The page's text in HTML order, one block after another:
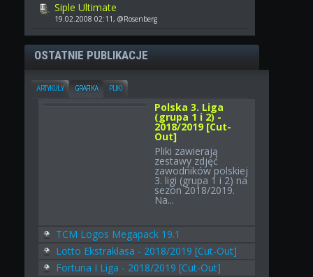
Siple Ultimate
19.02.2008 02:11, @Rosenberg
OSTATNIE PUBLIKACJE
ARTYKUŁY GRAFIKA PLIKI
Polska 3. Liga
(grupa 1 i 2) -
2018/2019 [Cut-
Out]
Pliki zawierają
zestawy zdjęć
zawodników polskiej
3. ligi (grupa 1 i 2) na
sezon 2018/2019.
Na...
TCM Logos Megapack 19.1
Lotto Ekstraklasa - 2018/2019 [Cut-Out]
Fortuna I Liga - 2018/2019 [Cut-Out]